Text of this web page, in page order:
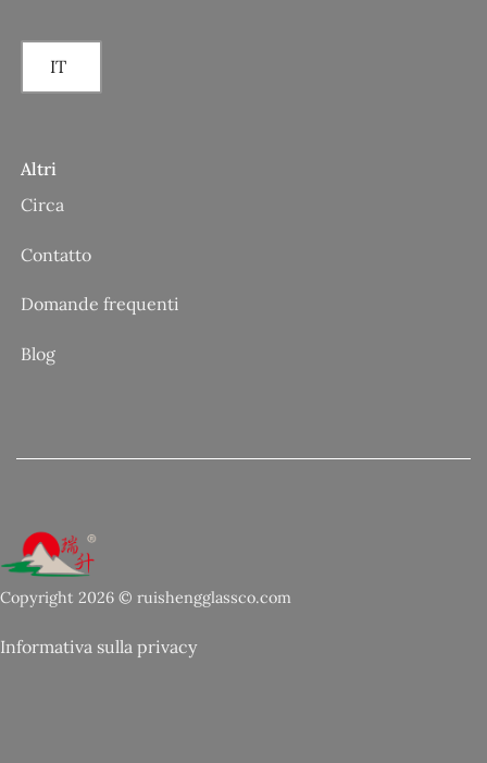
IT
Altri
Circa
Contatto
Domande frequenti
Blog
Copyright 2026 © ruishengglassco.com
Informativa sulla privacy